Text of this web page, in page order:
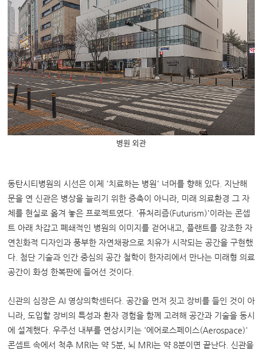
병원 외관
동탄시티병원의 시선은 이제 '치료하는 병원' 너머를 향해 있다. 지난해
문을 연 신관은 병상을 늘리기 위한 증축이 아니라, 미래 의료환경 그 자
체를 현실로 옮겨 놓은 프로젝트였다. '퓨처리즘(Futurism)'이라는 콘셉
트 아래 차갑고 폐쇄적인 병원의 이미지를 걷어내고, 플랜트를 강조한 자
연친화적 디자인과 풍부한 자연채광으로 치유가 시작되는 공간을 구현했
다. 첨단 기술과 인간 중심의 공간 철학이 한자리에서 만나는 미래형 의료
공간이 화성 한복판에 들어선 것이다.
신관의 심장은 AI 영상의학센터다. 공간을 먼저 짓고 장비를 들인 것이 아
니라, 도입할 장비의 특성과 환자 경험을 함께 고려해 공간과 기술을 동시
에 설계했다. 우주선 내부를 연상시키는 '에어로스페이스(Aerospace)'
콘셉트 속에서 척추 MRI는 약 5분, 뇌 MRI는 약 8분이면 끝난다. 신관을